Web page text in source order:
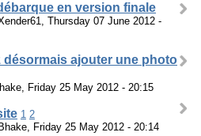
en version finale
Thursday 07 June 2012 -
désormais ajouter une photo
Friday 25 May 2012 - 20:15
1 2
Friday 25 May 2012 - 20:14